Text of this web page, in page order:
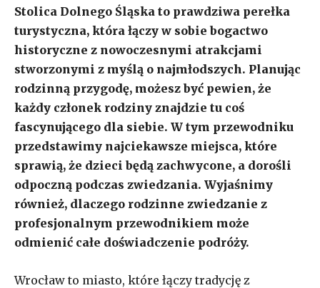
Stolica Dolnego Śląska to prawdziwa perełka
turystyczna, która łączy w sobie bogactwo
historyczne z nowoczesnymi atrakcjami
stworzonymi z myślą o najmłodszych. Planując
rodzinną przygodę, możesz być pewien, że
każdy członek rodziny znajdzie tu coś
fascynującego dla siebie. W tym przewodniku
przedstawimy najciekawsze miejsca, które
sprawią, że dzieci będą zachwycone, a dorośli
odpoczną podczas zwiedzania. Wyjaśnimy
również, dlaczego rodzinne zwiedzanie z
profesjonalnym przewodnikiem może
odmienić całe doświadczenie podróży.
Wrocław to miasto, które łączy tradycję z